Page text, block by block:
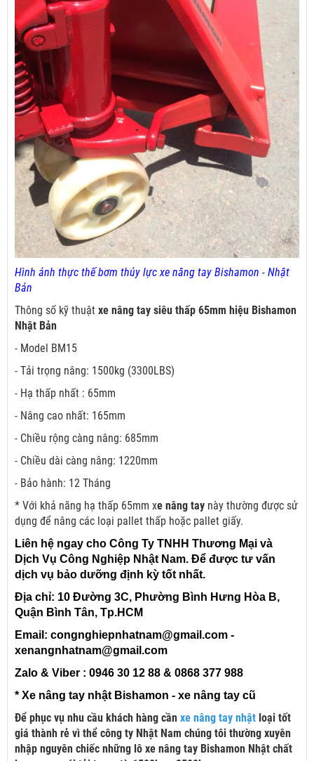
Hình ảnh thực thế bơm thủy lực xe nâng tay Bishamon - Nhật
Bản
Thông số kỹ thuật xe nâng tay siêu thấp 65mm hiệu Bishamon
Nhật Bản
- Model BM15
- Tải trọng nâng: 1500kg (3300LBS)
- Hạ thấp nhất : 65mm
- Nâng cao nhất: 165mm
- Chiều rộng càng nâng: 685mm
- Chiều dài càng nâng: 1220mm
- Bảo hành: 12 Tháng
* Với khả năng hạ thấp 65mm xe nâng tay này thường được sử
dụng để nâng các loại pallet thấp hoặc pallet giấy.
Liên hệ ngay cho Công Ty TNHH Thương Mại và
Dịch Vụ Công Nghiệp Nhật Nam. Để được tư vấn
dịch vụ bảo dưỡng định kỳ tốt nhất.
Địa chỉ: 10 Đường 3C, Phường Bình Hưng Hòa B,
Quận Bình Tân, Tp.HCM
Email: congnghiepnhatnam@gmail.com -
xenangnhatnam@gmail.com
Zalo & Viber : 0946 30 12 88 & 0868 377 988
* Xe nâng tay nhật Bishamon - xe nâng tay cũ
Để phục vụ nhu cầu khách hàng cần xe nâng tay nhật loại tốt
giá thành rẻ vì thể công ty Nhật Nam chúng tôi thường xuyên
nhập nguyên chiếc những lô xe nâng tay Bishamon Nhật chất